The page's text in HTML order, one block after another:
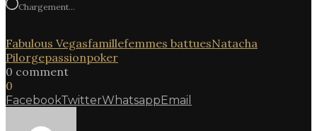
Chargement…
Fabulous Vegasfamillefemmes battuesNatacha
Pilorgepassionpoker
0 comment
0
FacebookTwitterWhatsappEmail